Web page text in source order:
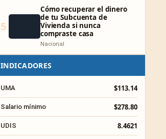
5
Cómo recuperar el dinero
de tu Subcuenta de
Vivienda si nunca
compraste casa
Nacional
INDICADORES
UMA $113.14
Salario mínimo $278.80
UDIS 8.4621